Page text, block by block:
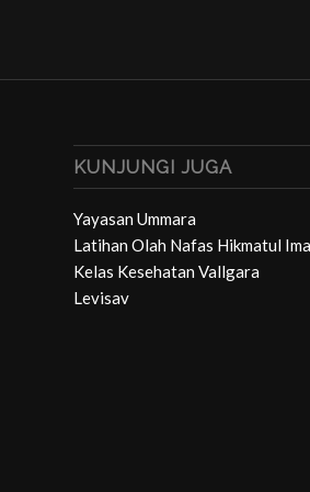
KUNJUNGI JUGA
Yayasan Ummara
Latihan Olah Nafas Hikmatul
Kelas Kesehatan Vallgara
Levisav